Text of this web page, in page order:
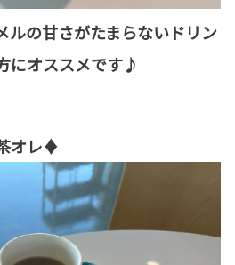
ルの甘さがたまらないドリン
にオススメです♪
オレ♦